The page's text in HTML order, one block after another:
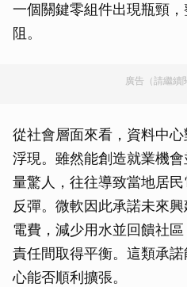
一個關鍵零組件出現瓶頸
阻。
廣告（請繼續
從社會層面來看，資料中
浮現。雖然能創造就業機
量驚人，往往導致當地居
反彈。微軟因此承諾未來
電費，減少用水並回饋社
責任間取得平衡。這類承
心能否順利擴張。